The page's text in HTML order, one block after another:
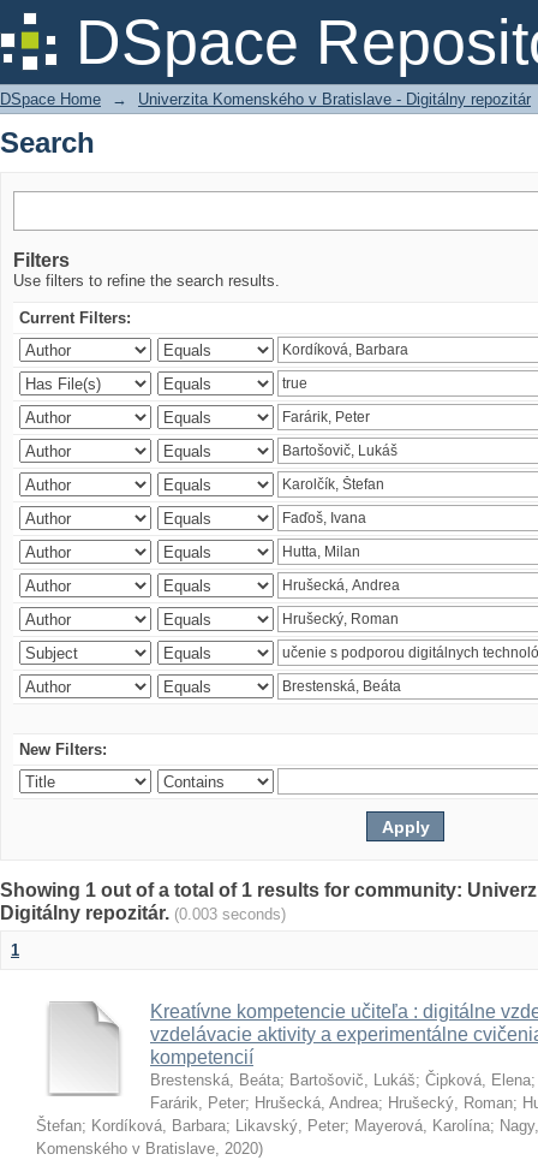
DSpace
Search
DSpace Home → Univerzita Komenského v Bratislave - Digitálny repozitár
Search
Filters
Use filters to refine the search results.
Current Filters:
New Filters:
Showing 1 out of a total of 1 results for community:
Digitálny repozitár. (0.003 seconds)
1
Kreatívne kompetencie učiteľa : digitálne
vzdelávacie aktivity a experimentálne
kompetencií
Brestenská, Beáta; Bartošovič, Lukáš; Čipková, Elena
Farárik, Peter; Hrušecká, Andrea; Hrušecký, Roman;
Štefan; Kordíková, Barbara; Likavský, Peter; Mayerová, Karolína;
Komenského v Bratislave, 2020)